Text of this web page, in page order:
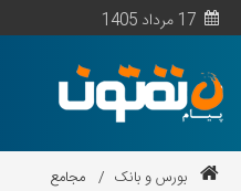
17 مرداد 1405
بورس و بانک / مجامع